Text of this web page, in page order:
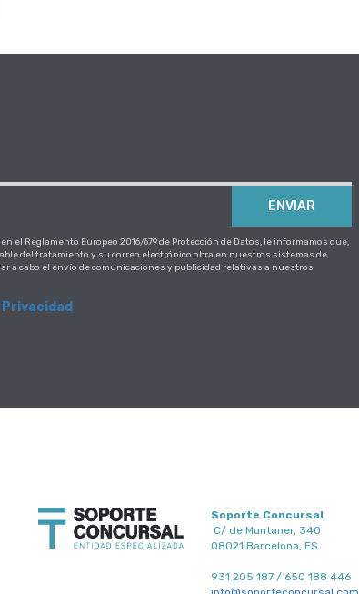
ENVIAR
el Reglamento Europeo 2016/679 de Protección de Datos, le informamos que,
del tratamiento y su correo electrónico obra en nuestros sistemas de
a cabo el envío de comunicaciones y publicidad relativas a nuestros
Soporte Concursal
C/ de Muntaner, 340
08021 Barcelona, ES
931 205 187 / 650 188 446